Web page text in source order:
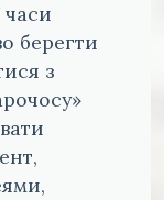
часи
берегти
з